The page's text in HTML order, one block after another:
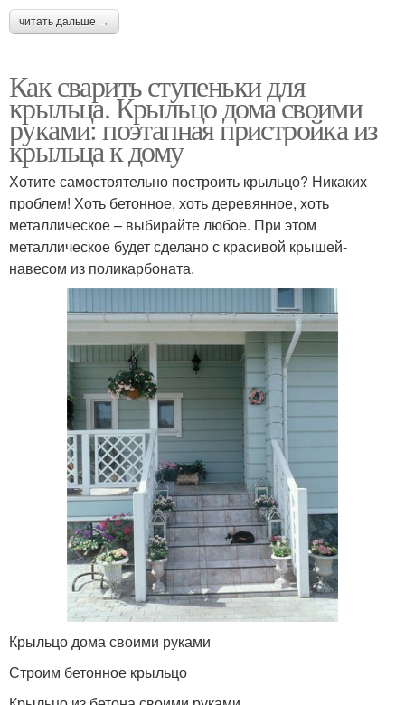
читать дальше →
Как сварить ступеньки для
крыльца. Крыльцо дома своими
руками: поэтапная пристройка из
крыльца к дому
Хотите самостоятельно построить крыльцо? Никаких
проблем! Хоть бетонное, хоть деревянное, хоть
металлическое – выбирайте любое. При этом
металлическое будет сделано с красивой крышей-
навесом из поликарбоната.
Крыльцо дома своими руками
Строим бетонное крыльцо